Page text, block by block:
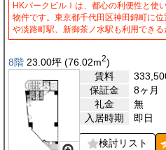
HKパークビルⅠは、都心の利便性と使
物件です。東京都千代田区神田錦町に
や淡路町駅、新御茶ノ水駅も利用でき
8階 23.00坪 (76.02m2)
賃料
保証金
8ヶ月
礼金
無
入居時期
即日
検討リスト